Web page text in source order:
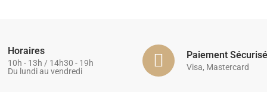
Horaires
10h - 13h / 14h30 - 19h
Du lundi au vendredi
Paiement Sécurisé
Visa, Mastercard